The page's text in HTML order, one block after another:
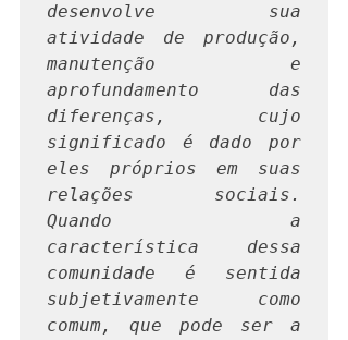
desenvolve sua
atividade de produção,
manutenção e
aprofundamento das
diferenças, cujo
significado é dado por
eles próprios em suas
relações sociais.
Quando a
característica dessa
comunidade é sentida
subjetivamente como
comum, que pode ser a